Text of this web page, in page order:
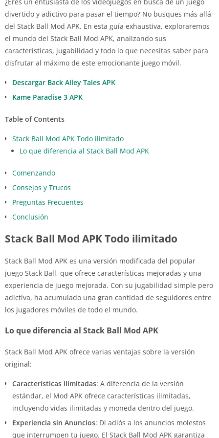
divertido y adictivo para pasar el tiempo? No busques más allá
del Stack Ball Mod APK. En esta guía exhaustiva, exploraremos
el mundo del Stack Ball Mod APK, analizando sus
características, jugabilidad y todo lo que necesitas saber para
disfrutar al máximo de este emocionante juego móvil.
Descargar Back Alley Tales APK
Kame Paradise 3 APK
Table of Contents
Stack Ball Mod APK Todo ilimitado
Lo que diferencia al Stack Ball Mod APK
Comenzando
Consejos y Trucos
Preguntas Frecuentes
Conclusión
Stack Ball Mod APK Todo ilimitado
Stack Ball Mod APK es una versión modificada del popular
juego Stack Ball, que ofrece características mejoradas y una
experiencia de juego mejorada. Con su jugabilidad simple pero
adictiva, ha acumulado una gran cantidad de seguidores entre
los jugadores móviles de todo el mundo.
Lo que diferencia al Stack Ball Mod APK
Stack Ball Mod APK ofrece varias ventajas sobre la versión
original:
Características Ilimitadas: A diferencia de la versión
estándar, el Mod APK ofrece características ilimitadas,
incluyendo vidas ilimitadas y moneda dentro del juego.
Experiencia sin Anuncios: Di adiós a los anuncios molestos
que interrumpen tu juego. El Stack Ball Mod APK garantiza